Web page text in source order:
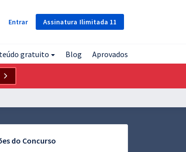
Assinatura Ilimitada 11
Entrar
gratuito Blog Aprovados
do Concurso